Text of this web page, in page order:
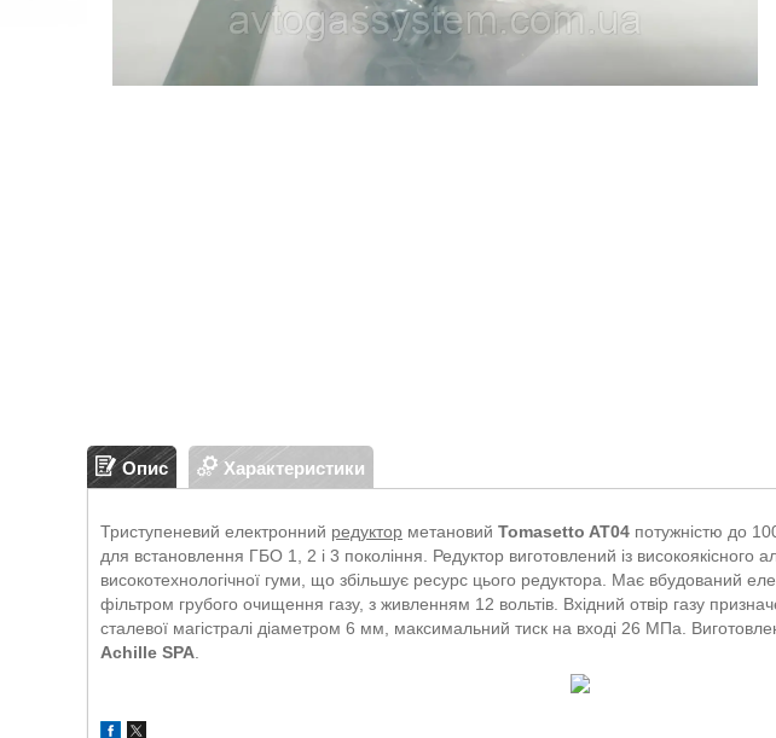
Опис Характеристики
Триступеневий електронний редуктор метановий Tomasetto AT04 потужністю до
для встановлення ГБО 1, 2 і 3 покоління. Редуктор виготовлений із високоякісного
високотехнологічної гуми, що збільшує ресурс цього редуктора. Має вбудований
фільтром грубого очищення газу, з живленням 12 вольтів. Вхідний отвір газу
сталевої магістралі діаметром 6 мм, максимальний тиск на вході 26 МПа.
Achille SPA